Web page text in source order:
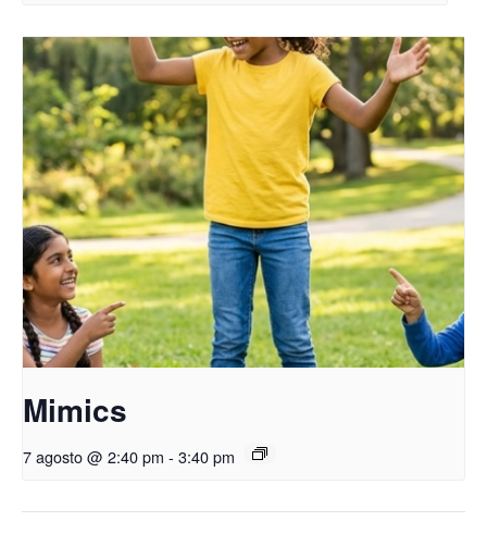
Mimics
7 agosto @ 2:40 pm - 3:40 pm